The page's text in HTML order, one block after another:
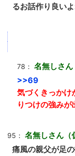
るお話作り良い
78： 名無しさん
>>69
気づくきっかけ
りつけの強み
95： 名無しさん（
痛風の親父が足